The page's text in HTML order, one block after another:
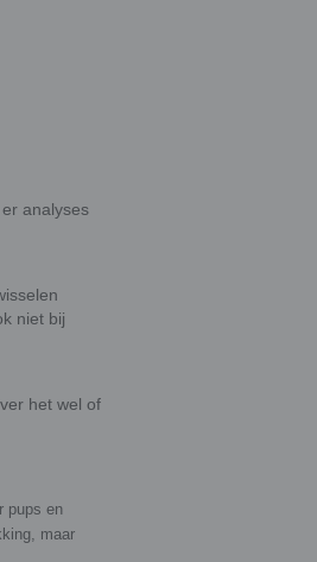
analyses
niet bij
het wel of
pups en
maar